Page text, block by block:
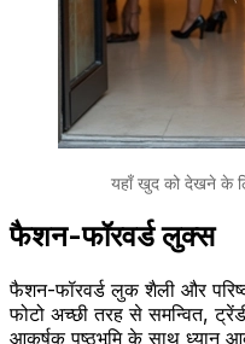
यहाँ खुद को देखने के
फैशन-फॉरवर्ड लुक्स
फैशन-फॉरवर्ड लुक शैली और
फोटो अच्छी तरह से समन्वित,
आकर्षक पृष्ठभूमि के साथ ध्यान